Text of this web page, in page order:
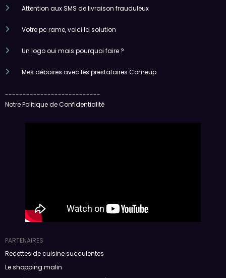
Attention aux SMS de livraison frauduleux
Votre pc rame, voici la solution
Un logo oui mais pourquoi faire ?
Mes déboires avec les prestataires Comeup
---------------------------
Notre Politique de Confidentialité
PARTENAIRES
Recettes de cuisine succulentes
Le shopping malin